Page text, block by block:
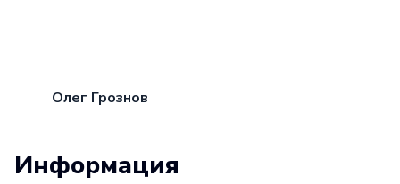
Олег Грознов
Информация